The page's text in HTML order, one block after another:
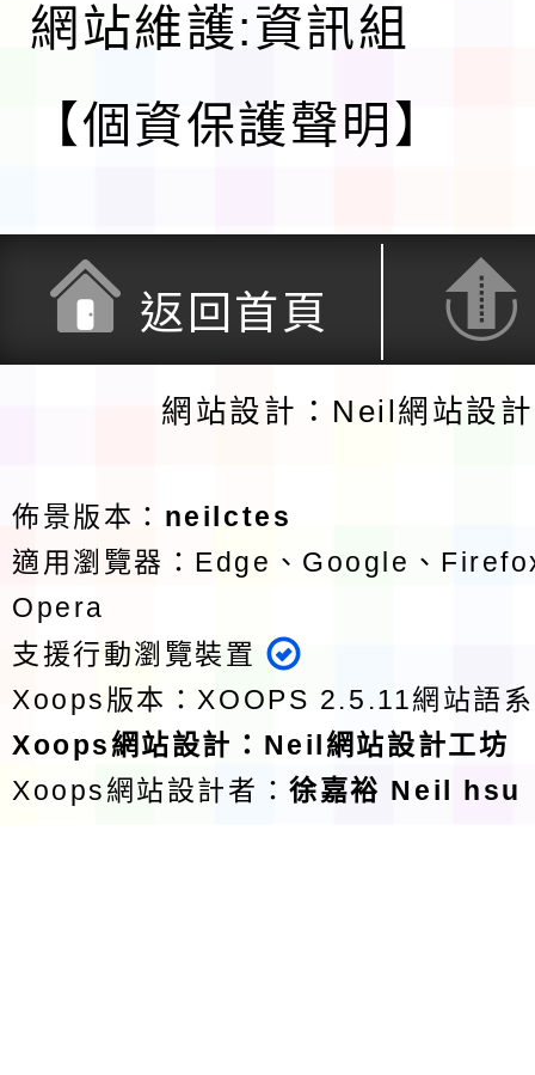
網站維護:資訊組
【個資保護聲明】
返回首頁
網站設計：Neil網站設
佈景版本： neilctes
適用瀏覽器：Edge、Google、
Opera
支援行動瀏覽裝置
Xoops版本：XOOPS 2.5.11網站語
Xoops網站設計 ： Neil網站設計工坊
Xoops網站設計者：徐嘉裕 Neil hsu